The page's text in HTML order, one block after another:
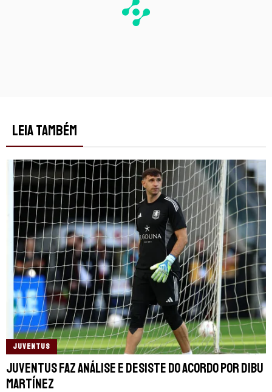
LEIA TAMBÉM
JUVENTUS
Juventus faz análise e desiste do acordo por Dibu
Martínez